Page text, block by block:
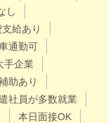
し
給あり
通勤可
手企業
助あり
社員が多数就業
本日面接OK